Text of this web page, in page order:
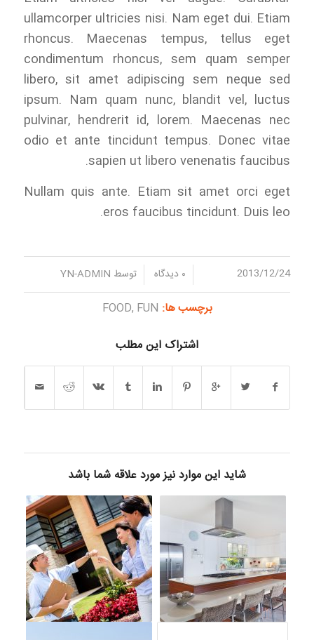
ullamcorper ultricies nisi. Nam eget dui. Etiam
rhoncus. Maecenas tempus, tellus eget
condimentum rhoncus, sem quam semper
libero, sit amet adipiscing sem neque sed
ipsum. Nam quam nunc, blandit vel, luctus
pulvinar, hendrerit id, lorem. Maecenas nec
odio et ante tincidunt tempus. Donec vitae
sapien ut libero venenatis faucibus.
Nullam quis ante. Etiam sit amet orci eget
eros faucibus tincidunt. Duis leo.
2013/12/24
/ ۰ دیدگاه توسط YN-ADMIN
برچسب ها: FOOD, FUN
اشتراک این مطلب
شاید این موارد نیز مورد علاقه شما باشد